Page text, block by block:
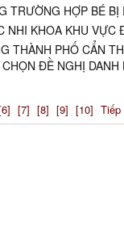
TRƯỜNG HỢP BÉ
NHI KHOA KHU
THÀNH PHỐ CẨN
ĐỀ NGHỊ
[7] [8] [9] [10] Tiếp